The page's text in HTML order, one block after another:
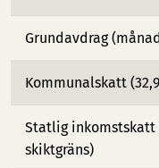
Grundavdrag
Kommunalskatt
Statlig inkomstskatt
skiktgräns)